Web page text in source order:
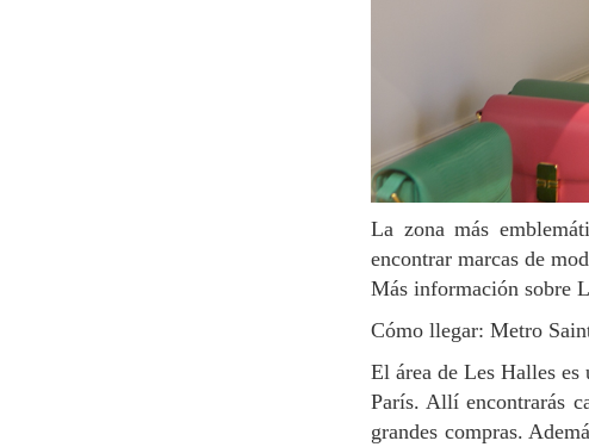
La zona más emblemática y ecléctica para ir de compras en París es Le Marais. Allí puedes
encontrar marcas de
Más información sobre
Cómo llegar: Metro
El área de Les Halles es un gran centro comercial subterráneo que solía ser el mercado principal de
París. Allí encontrarás
grandes compras.